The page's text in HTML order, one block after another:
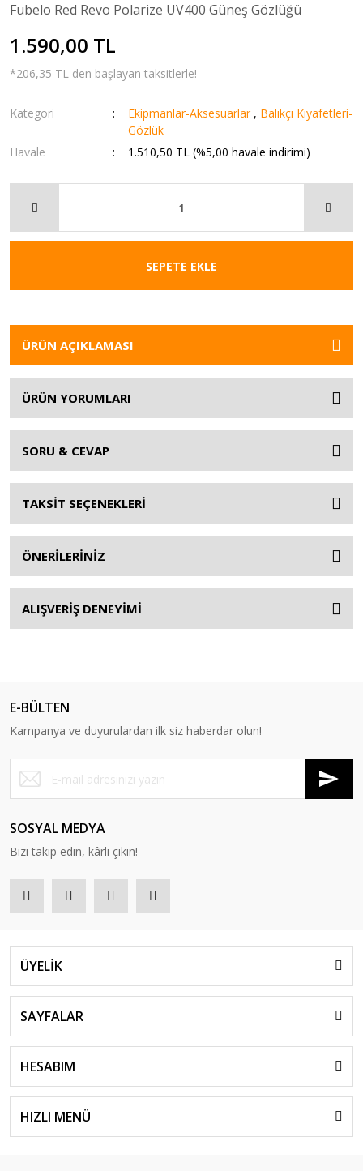
Fubelo Red Revo Polarize UV400 Güneş Gözlüğü
1.590,00 TL
*206,35 TL den başlayan taksitlerle!
Kategori Ekipmanlar-Aksesuarlar , Balıkçı Kıyafetleri-
Gözlük
Havale
1.510,50 TL (%5,00 havale indirimi)
SEPETE EKLE
ÜRÜN AÇIKLAMASI
ÜRÜN YORUMLARI
SORU & CEVAP
TAKSİT SEÇENEKLERİ
ÖNERİLERİNİZ
ALIŞVERİŞ DENEYİMİ
E-BÜLTEN
Kampanya ve duyurulardan ilk siz haberdar olun!
SOSYAL MEDYA
Bizi takip edin, kârlı çıkın!
ÜYELİK
SAYFALAR
HESABIM
HIZLI MENÜ